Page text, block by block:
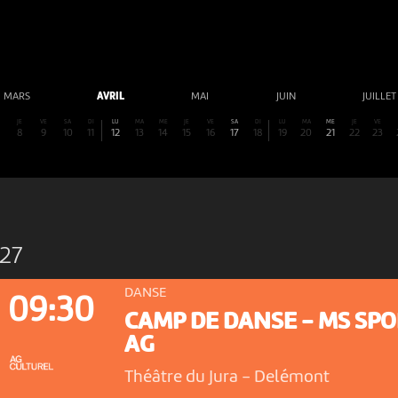
MARS AVRIL MAI JUIN
JE
8
VE
9
SA
10
DI
11
LU
12
MA
13
ME
14
JE
15
VE
16
SA
17
DI
18
LU
19
MA
20
ME
21
JE
22
VE
23
09:30 DANSE
CAMP DE DANSE - MS
AG
Théâtre du Jura - Delémont